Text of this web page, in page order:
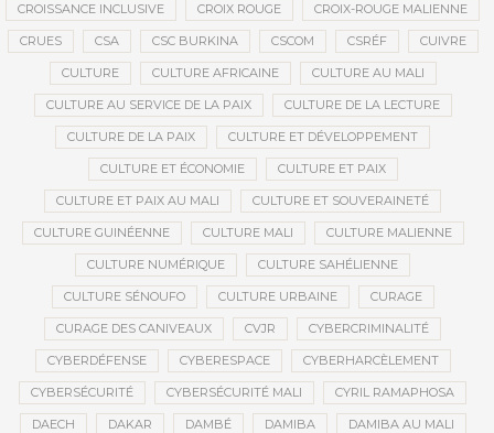
CROISSANCE INCLUSIVE CROIX ROUGE CROIX-ROUGE MALIENNE
CRUES CSA CSC BURKINA CSCOM CSRÉF CUIVRE
CULTURE CULTURE AFRICAINE CULTURE AU MALI
CULTURE AU SERVICE DE LA PAIX CULTURE DE LA LECTURE
CULTURE DE LA PAIX CULTURE ET DÉVELOPPEMENT
CULTURE ET ÉCONOMIE CULTURE ET PAIX
CULTURE ET PAIX AU MALI CULTURE ET SOUVERAINETÉ
CULTURE GUINÉENNE CULTURE MALI CULTURE MALIENNE
CULTURE NUMÉRIQUE CULTURE SAHÉLIENNE
CULTURE SÉNOUFO CULTURE URBAINE CURAGE
CURAGE DES CANIVEAUX CVJR CYBERCRIMINALITÉ
CYBERDÉFENSE CYBERESPACE CYBERHARCÈLEMENT
CYBERSÉCURITÉ CYBERSÉCURITÉ MALI CYRIL RAMAPHOSA
DAECH DAKAR DAMBÉ DAMIBA DAMIBA AU MALI